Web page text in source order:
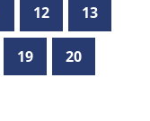
12 13
19 20